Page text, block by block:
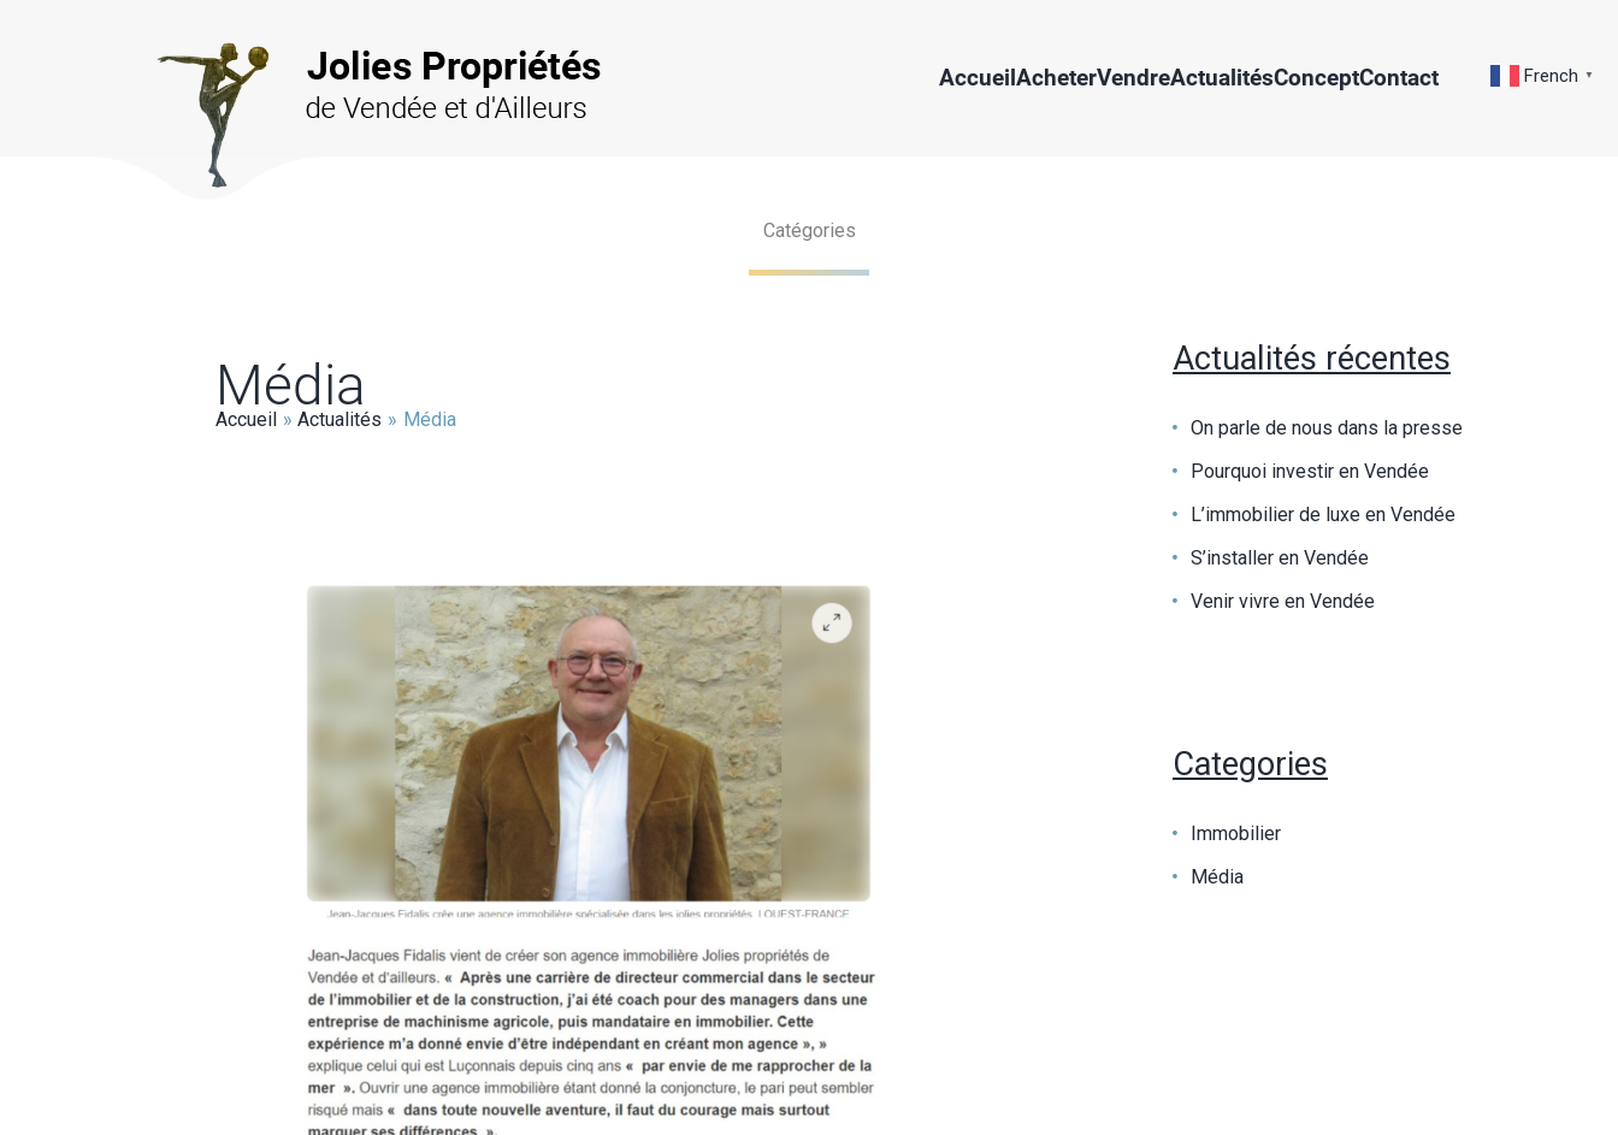
AccueilAcheterVendreActualitésConceptContact
Catégories
Média
Accueil Actualités Média
Actualités récentes
On parle de nous dans la presse
Pourquoi investir en Vendée
L’immobilier de luxe en Vendée
S’installer en Vendée
Venir vivre en Vendée
Categories
Immobilier
Média
French ▼